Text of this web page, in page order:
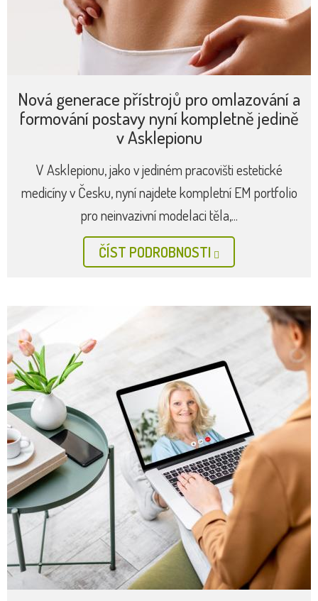
Nová generace přístrojů pro omlazování a
formování postavy nyní kompletně jedině
v Asklepionu
V Asklepionu, jako v jediném pracovišti estetické
medicíny v Česku, nyní najdete kompletní EM portfolio
pro neinvazivní modelaci těla,...
ČÍST PODROBNOSTI